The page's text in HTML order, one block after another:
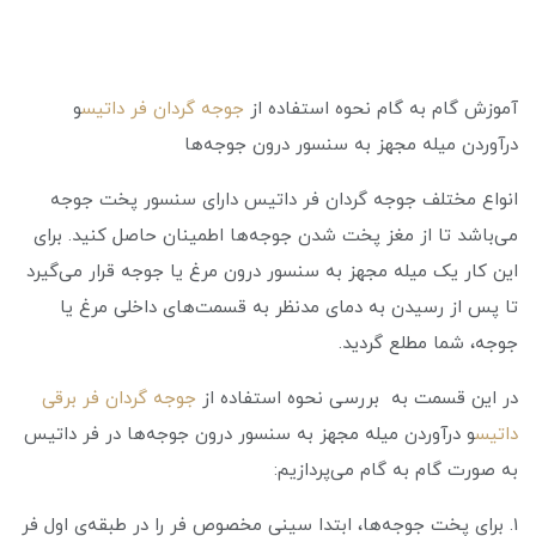
آموزش گام به گام نحوه استفاده از جوجه گردان فر داتیسو
درآوردن میله مجهز به سنسور درون جوجه‌ها
انواع مختلف جوجه گردان فر داتیس دارای سنسور پخت جوجه
می‌باشد تا از مغز پخت شدن جوجه‌ها اطمینان حاصل کنید. برای
این کار یک میله مجهز به سنسور درون مرغ یا جوجه قرار می‌گیرد
تا پس از رسیدن به دمای مدنظر به قسمت‌های داخلی مرغ یا
جوجه، شما مطلع گردید.
در این قسمت به بررسی نحوه استفاده از جوجه گردان فر برقی
داتیسو درآوردن میله مجهز به سنسور درون جوجه‌ها در فر داتیس
به صورت گام به گام می‌پردازیم:
1. برای پخت جوجه‎‌ها، ابتدا سینی مخصوص فر را در طبقه‌ي اول فر